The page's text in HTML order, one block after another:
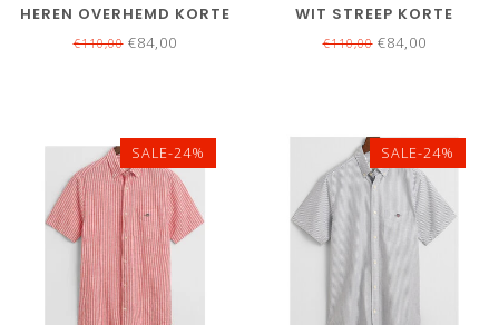
HEREN OVERHEMD KORTE
MOUW OLIJFGROEN-WIT
€110,00€84,00
WIT STREEP KORTE
MOUW
€110,00€84,00
SALE-24% SALE-24%